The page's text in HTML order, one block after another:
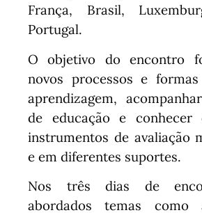
França, Brasil,
Portugal.
O objetivo do encontro
novos processos e
aprendizagem,
de educação e conhecer
instrumentos de avaliação
e em diferentes suportes.
Nos três dias de
abordados temas como